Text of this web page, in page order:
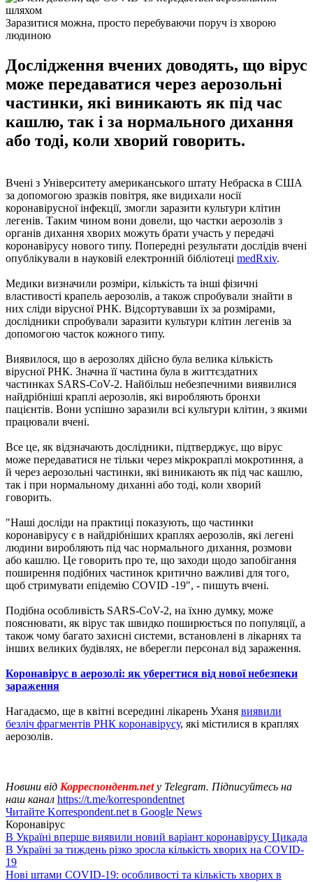
Заразитися можна, просто перебуваючи поруч із хворою
людиною
Дослідження вчених доводять, що вірус
може передаватися через аерозольні
частинки, які виникають як під час
кашлю, так і за нормального дихання
або тоді, коли хворий говорить.
Вчені з Університету американського штату Небраска в США
за допомогою зразків повітря, яке видихали носії
коронавірусної інфекції, змогли заразити культури клітин
легенів. Таким чином вони довели, що частки аерозолів з
органів дихання хворих можуть брати участь у передачі
коронавірусу нового типу. Попередні результати дослідів вчені
опублікували в науковій електронній бібліотеці medRxiv.
Медики визначили розміри, кількість та інші фізичні
властивості крапель аерозолів, а також спробували знайти в
них сліди вірусної РНК. Відсортувавши їх за розмірами,
дослідники спробували заразити культури клітин легенів за
допомогою часток кожного типу.
Виявилося, що в аерозолях дійсно була велика кількість
вірусної РНК. Значна її частина була в життєздатних
частинках SARS-CoV-2. Найбільш небезпечними виявилися
найдрібніші краплі аерозолів, які виробляють бронхи
пацієнтів. Вони успішно заразили всі культури клітин, з якими
працювали вчені.
Все це, як відзначають дослідники, підтверджує, що вірус
може передаватися не тільки через мікрокраплі мокротиння, а
й через аерозольні частинки, які виникають як під час кашлю,
так і при нормальному диханні або тоді, коли хворий
говорить.
"Наші досліди на практиці показують, що частинки
коронавірусу є в найдрібніших краплях аерозолів, які легені
людини виробляють під час нормального дихання, розмови
або кашлю. Це говорить про те, що заходи щодо запобігання
поширення подібних частинок критично важливі для того,
щоб стримувати епідемію COVID -19", - пишуть вчені.
Подібна особливість SARS-CoV-2, на їхню думку, може
пояснювати, як вірус так швидко поширюється по популяції, а
також чому багато захисні системи, встановлені в лікарнях та
інших великих будівлях, не вберегли персонал від зараження.
Коронавірус в аерозолі: як уберегтися від нової небезпеки
зараження
Нагадаємо, ще в квітні всередині лікарень Уханя виявили
безліч фрагментів РНК коронавірусу, які містилися в краплях
аерозолів.
Новини від Корреспондент.net у Telegram. Підписуйтесь на
наш канал https://t.me/korrespondentnet
Читайте Korrespondent.net в Google News
Коронавірус
В Україні вперше виявили новий варіант коронавірусу Цикада
В Україні за тиждень різко зросла кількість хворих на COVID-
19
Нові штами COVID-19: особливості та кількість хворих в